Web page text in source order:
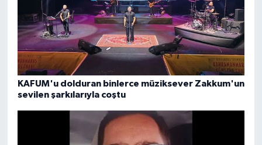
KAFUM'u dolduran binlerce müziksever Zakkum'un
sevilen şarkılarıyla coştu